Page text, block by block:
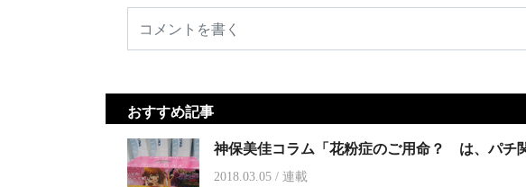
おすすめ記事
神保美佳コラム「花粉症のご用命？ は、パチ
2018.03.05 / 連載